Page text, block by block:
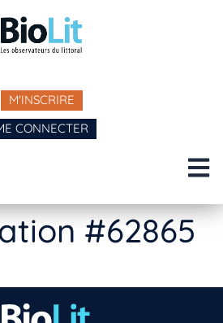
M'INSCRIRE
CONNECTER
#62865